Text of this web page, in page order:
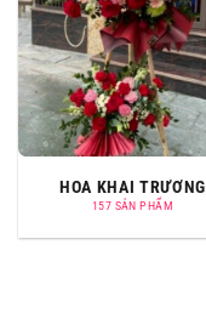
HOA KHAI TRƯƠNG
157 SẢN PHẨM